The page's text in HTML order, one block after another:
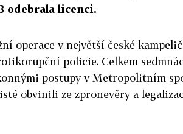
odebrala licenci.
operace v největší české
policie. Celkem
postupy v Metropolitním
obvinili ze zpronevěry a